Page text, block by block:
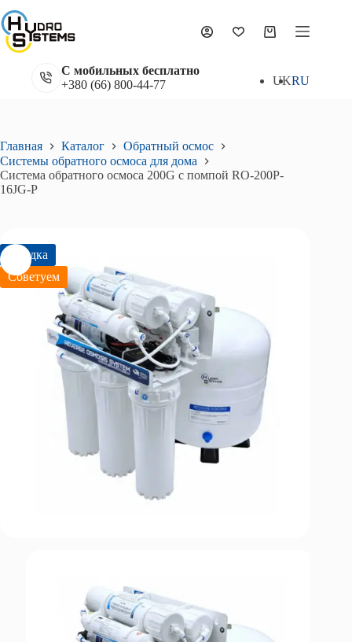
к
сути
11 890
Первоначальная
составляла
10 701₴
Текущая
10
В корзинуКорзина
С мобильных бесплатно
+380 (66) 800-44-77
UKRU
Главная Каталог
Обратный осмос
Системы обратного осмоса для дома
Система обратного осмоса 200G с помпой RO-200P-
16JG-P
Скидка
Советуем